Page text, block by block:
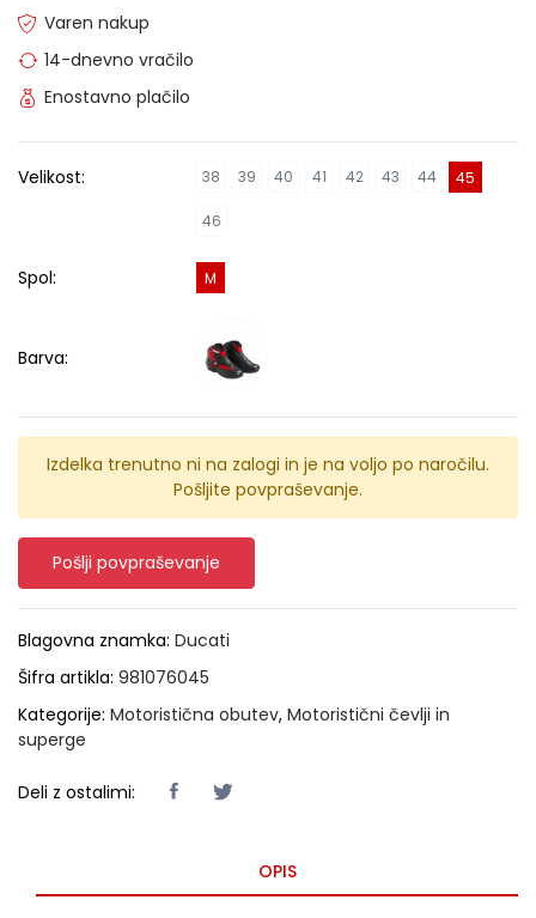
Varen nakup
14-dnevno vračilo
Enostavno plačilo
Velikost: 38 39 40 41 42 43 44 45
46
Spol: M
Barva:
Izdelka trenutno ni na zalogi in je na voljo po naročilu.
Pošljite povpraševanje.
Pošlji povpraševanje
Blagovna znamka: Ducati
Šifra artikla: 981076045
Kategorije: Motoristična obutev, Motoristični čevlji in
superge
Deli z ostalimi:
OPIS